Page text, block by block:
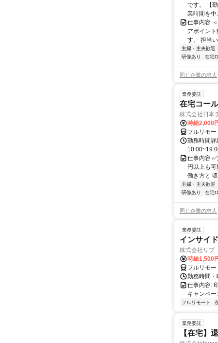
です。 【
業時間を中
仕事内容
アポイン
す。 担当
主婦・主夫歓迎
研修あり
在宅
同じ企業の求人
業務委託
在宅コー
株式会社日本
時給2,000
フルリモー
勤務時間
仕事内容
円以上も
働き方と
主婦・主夫歓迎
研修あり
在宅
同じ企業の求人
業務委託
インサイ
株式会社リブ
時給1,500
フルリモー
勤務時間
仕事内容:
キャンペ
フルリモート
業務委託
【在宅】